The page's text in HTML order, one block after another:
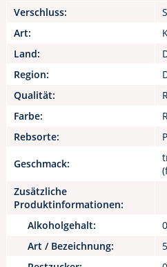
Verschluss:
Art:
Land:
Region:
Qualität:
Farbe:
Rebsorte:
Geschmack:
Zusätzliche
Produktinformationen:
Alkoholgehalt:
Art / Bezeichnung: